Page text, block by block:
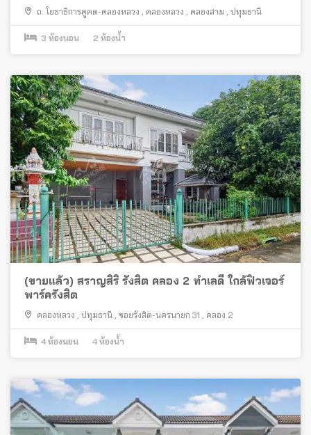
ถ. โยธาธิการคูคต-คลองหลวง , คลองหลวง , คลองสาม , ปทุมธานี
3 ห้องนอน 2 ห้องน้ำ
(ขายแล้ว) สราญสิริ รังสิต คลอง 2 ทำเลดี ใกล้ฟิวเจอร์
พาร์ครังสิต
คลองหลวง , ปทุมธานี , ซอยรังสิต-นครนายก 31 , คลอง 2
4 ห้องนอน 4 ห้องน้ำ